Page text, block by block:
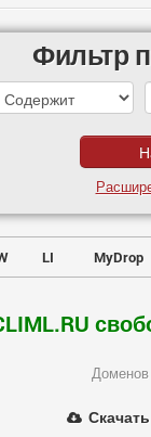
Фильтр
LI MyDrop
Доменов